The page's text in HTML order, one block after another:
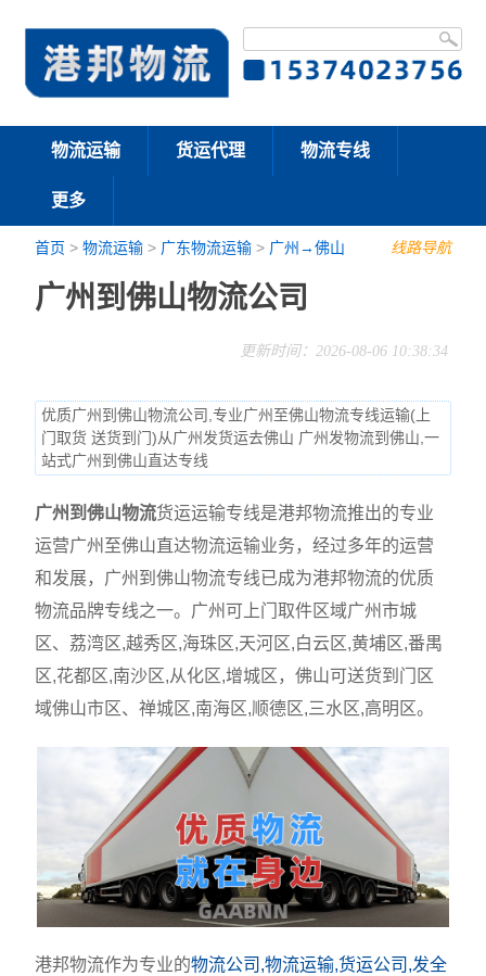
物流运输 货运代理 物流专线
更多
线路导航
首页 >物流运输 > 广东物流运输 > 广州→佛山
广州到佛山物流公司
更新时间：2026-08-06 10:38:34
优质广州到佛山物流公司,专业广州至佛山物流专线运输(上
门取货 送货到门)从广州发货运去佛山 广州发物流到佛山,一
站式广州到佛山直达专线
广州到佛山物流货运运输专线是港邦物流推出的专业
运营广州至佛山直达物流运输业务，经过多年的运营
和发展，广州到佛山物流专线已成为港邦物流的优质
物流品牌专线之一。广州可上门取件区域广州市城
区、荔湾区,越秀区,海珠区,天河区,白云区,黄埔区,番禺
区,花都区,南沙区,从化区,增城区，佛山可送货到门区
域佛山市区、禅城区,南海区,顺德区,三水区,高明区。
港邦物流作为专业的物流公司,物流运输,货运公司,发全